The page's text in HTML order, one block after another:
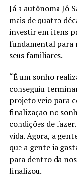
Já a autônoma Jô
mais de quatro
investir em itens
fundamental para
seus familiares.
“É um sonho
conseguiu
projeto veio para
finalização no
condições de
vida. Agora, a
que a gente ia
para dentro da
finalizou.